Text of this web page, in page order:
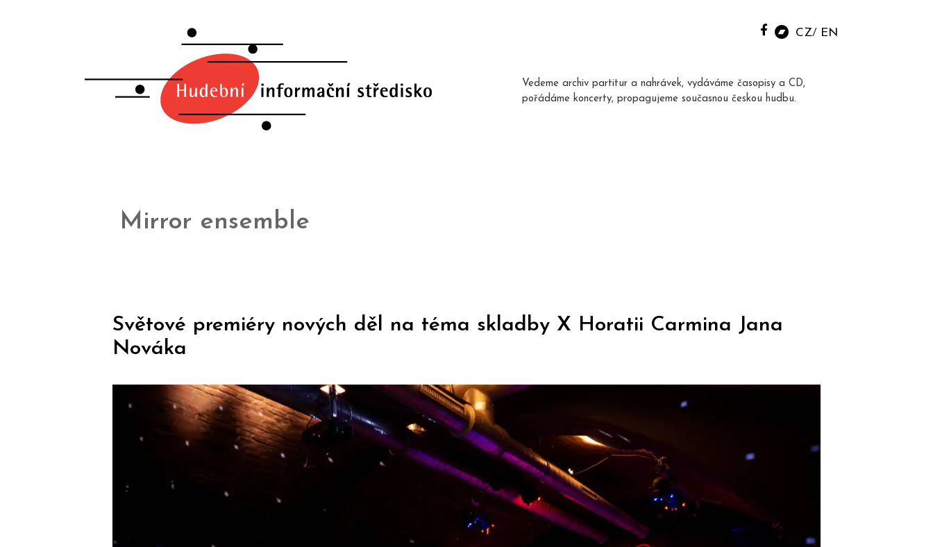
CZ EN
Vedeme archiv partitur a nahrávek, vydáváme časopisy a CD,
pořádáme koncerty, propagujeme současnou českou hudbu.
Mirror ensemble
Světové premiéry nových děl na téma skladby X Horatii Carmina Jana
Nováka